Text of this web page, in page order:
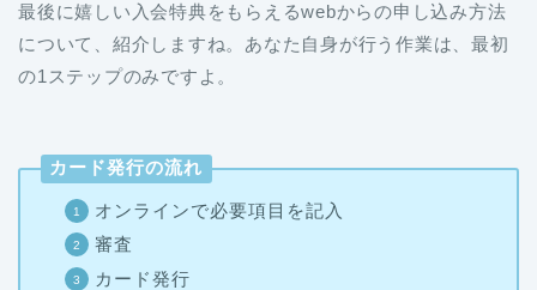
最後に嬉しい入会特典をもらえるwebからの申し込み方法
について、紹介しますね。あなた自身が行う作業は、最初
の1ステップのみですよ。
カード発行の流れ
オンラインで必要項目を記入
審査
カード発行